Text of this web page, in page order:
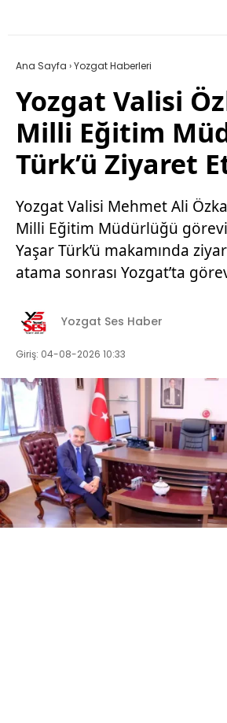
Ana Sayfa ›Yozgat Haberleri
Yozgat Valisi
Milli Eğitim
Türk’ü Ziyaret
Yozgat Valisi Mehmet Ali
Milli Eğitim Müdürlüğü
Yaşar Türk’ü makamında
atama sonrası Yozgat’ta
Yozgat Ses Haber
Giriş: 04-08-2026 10:33